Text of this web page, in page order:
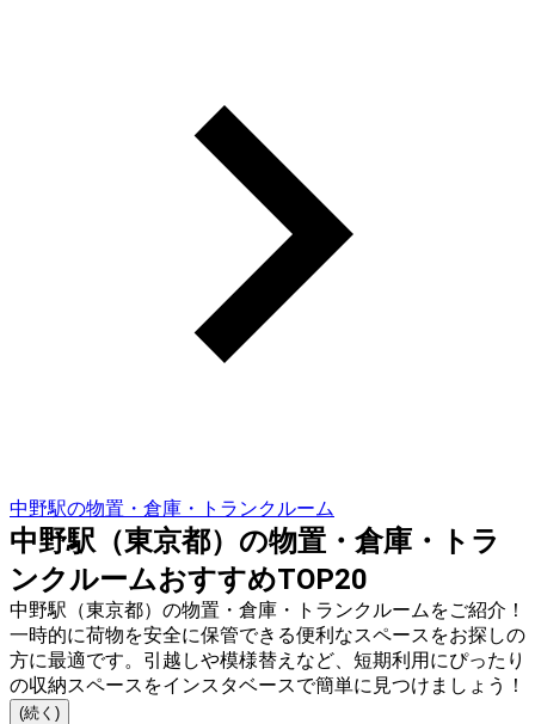
中野駅の物置・倉庫・トランクルーム
中野駅（東京都）の物置・倉庫・トラ
ンクルームおすすめTOP20
中野駅（東京都）の物置・倉庫・トランクルームをご紹介！
一時的に荷物を安全に保管できる便利なスペースをお探しの
方に最適です。引越しや模様替えなど、短期利用にぴったり
の収納スペースをインスタベースで簡単に見つけましょう！
(続く)